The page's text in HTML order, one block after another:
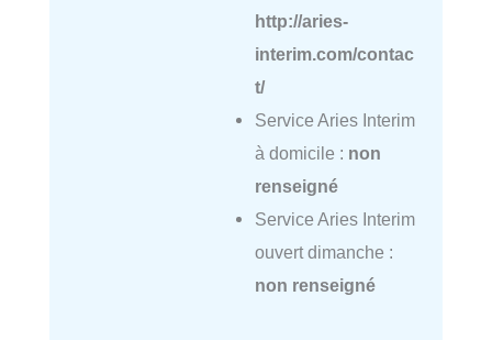
http://aries-
interim.com/contac
t/
Service Aries Interim
à domicile : non
renseigné
Service Aries Interim
ouvert dimanche :
non renseigné